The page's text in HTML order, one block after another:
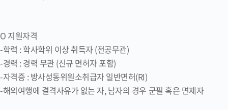
O 지원자격
-학력 : 학사학위 이상 취득자 (전공무관)
-경력 : 경력 무관 (신규 면허자 포함)
-자격증 : 방사성동위원소취급자 일반면허(RI)
-해외여행에 결격사유가 없는 자, 남자의 경우 군필 혹은 면제자